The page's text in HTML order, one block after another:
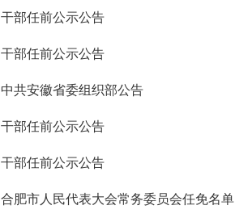
干部任前公示公告
干部任前公示公告
中共安徽省委组织部公告
干部任前公示公告
干部任前公示公告
合肥市人民代表大会常务委员会任免名单